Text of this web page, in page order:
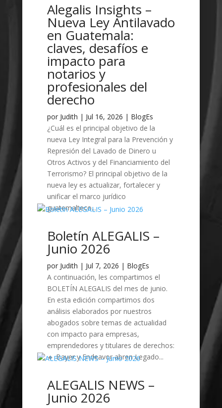
Alegalis Insights –
Nueva Ley Antilavado
en Guatemala:
claves, desafíos e
impacto para
notarios y
profesionales del
derecho
por Judith | Jul 16, 2026 | BlogEs
¿Cuál es el principal objetivo de la
nueva Ley Integral para la Prevención y
Represión del Lavado de Dinero u
Otros Activos y del Financiamiento del
Terrorismo? El principal objetivo de la
nueva ley es actualizar, fortalecer y
unificar el marco jurídico
guatemalteco...
Boletín ALEGALIS –
Junio 2026
por Judith | Jul 7, 2026 | BlogEs
A continuación, les compartimos el
BOLETÍN ALEGALIS del mes de junio.
En esta edición compartimos dos
análisis elaborados por nuestros
abogados sobre temas de actualidad
con impacto para empresas,
emprendedores y titulares de derechos:
🔸 Bayer y Endeavor abren Legado...
ALEGALIS NEWS –
Junio 2026